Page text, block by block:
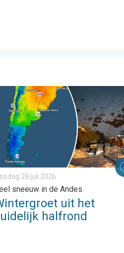
. . vrijdag 31 juli 2026
uit het zuidelijk halfrond.
28 juli 2026
sneeuw in de Andes
uit het
halfrond